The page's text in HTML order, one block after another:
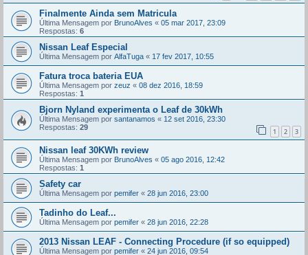
Finalmente Ainda sem Matricula
Última Mensagem por BrunoAlves « 05 mar 2017, 23:09
Respostas: 6
Nissan Leaf Especial
Última Mensagem por AlfaTuga « 17 fev 2017, 10:55
Fatura troca bateria EUA
Última Mensagem por zeuz « 08 dez 2016, 18:59
Respostas: 1
Bjorn Nyland experimenta o Leaf de 30kWh
Última Mensagem por santanamos « 12 set 2016, 23:30
Respostas: 29 1 2 3
Nissan leaf 30KWh review
Última Mensagem por BrunoAlves « 05 ago 2016, 12:42
Respostas: 1
Safety car
Última Mensagem por pemifer « 28 jun 2016, 23:00
Tadinho do Leaf...
Última Mensagem por pemifer « 28 jun 2016, 22:28
2013 Nissan LEAF - Connecting Procedure (if so equipped)
Última Mensagem por pemifer « 24 jun 2016, 09:54